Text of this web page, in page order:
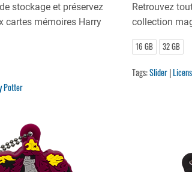
stockage et préservez
cartes mémoires Harry
Potter
Retrouvez
collection
16 GB 32 GB
Tags:Slider|